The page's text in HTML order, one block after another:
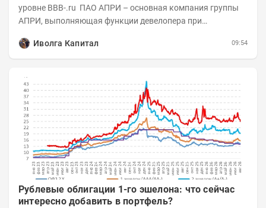
уровне BBB-.ru ПАО АПРИ – основная компания группы
АПРИ, выполняющая функции девелопера при
Иволга Капитал
09:54
Рублевые облигации 1-го эшелона: что сейчас
интересно добавить в портфель?